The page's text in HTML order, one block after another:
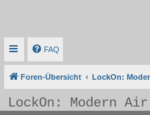
FAQ
Foren-Übersicht LockOn:
LockOn: Modern